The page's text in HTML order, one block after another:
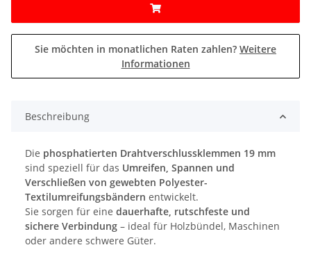
Sie möchten in monatlichen Raten zahlen? Weitere
Informationen
Beschreibung
Die phosphatierten Drahtverschlussklemmen 19 mm
sind speziell für das Umreifen, Spannen und
Verschließen von gewebten Polyester-
Textilumreifungsbändern entwickelt.
Sie sorgen für eine dauerhafte, rutschfeste und
sichere Verbindung – ideal für Holzbündel, Maschinen
oder andere schwere Güter.